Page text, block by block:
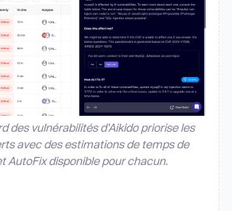
des vulnérabilités d'Aikido priorise les
avec des estimations de temps de
AutoFix disponible pour chacun.